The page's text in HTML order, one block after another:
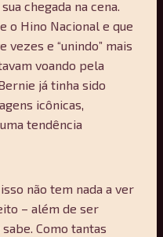
chegada na cena.
o Hino Nacional e que
vezes e “unindo” mais
voando pela
já tinha sido
icônicas,
uma tendência
não tem nada a ver
– além de ser
Como tantas